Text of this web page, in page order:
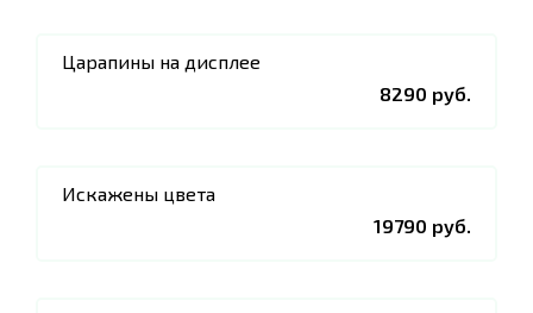
Царапины на дисплее
8290 руб.
Искажены цвета
19790 руб.